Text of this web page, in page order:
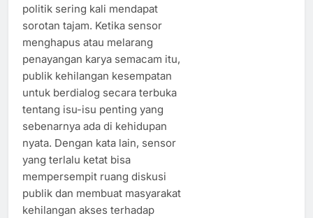
politik sering kali mendapat
sorotan tajam. Ketika sensor
menghapus atau melarang
penayangan karya semacam itu,
publik kehilangan kesempatan
untuk berdialog secara terbuka
tentang isu-isu penting yang
sebenarnya ada di kehidupan
nyata. Dengan kata lain, sensor
yang terlalu ketat bisa
mempersempit ruang diskusi
publik dan membuat masyarakat
kehilangan akses terhadap